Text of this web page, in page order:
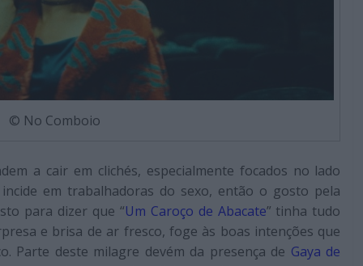
© No Comboio
a cair em clichés, especialmente focados no lado
em trabalhadoras do sexo, então o gosto pela
para dizer que “Um Caroço de Abacate” tinha tudo
e brisa de ar fresco, foge às boas intenções que
Parte deste milagre devém da presença de Gaya de